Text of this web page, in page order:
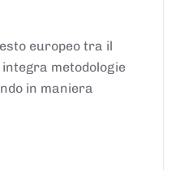
europeo tra il
metodologie
in maniera